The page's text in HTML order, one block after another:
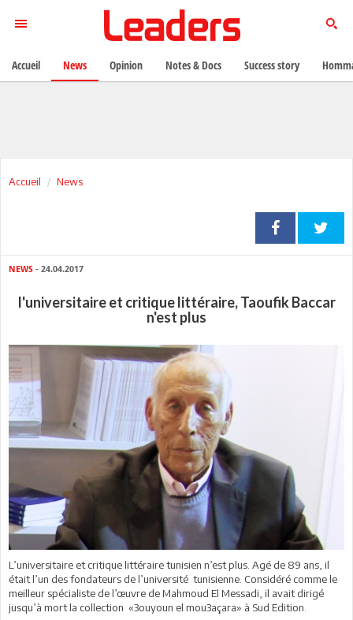
Accueil News
NEWS - 24.04.2017
l'universitaire et critique littéraire, Taoufik Baccar
n'est plus
L’universitaire et critique littéraire tunisien n’est plus. Agé de 89 ans, il
était l’un des fondateurs de l’université tunisienne. Considéré comme le
meilleur spécialiste de l’œuvre de Mahmoud El Messadi, il avait dirigé
jusqu’à mort la collection «3ouyoun el mou3açara» à Sud Edition.
Accueil News Opinion Notes & Docs Success story